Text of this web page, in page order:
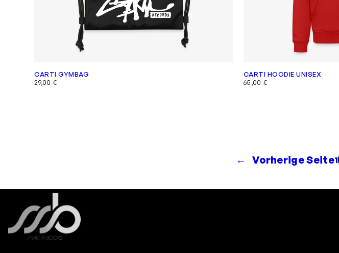
CARTI GYMBAG
29,00€
CARTI HOODIE UNISEX
65,00 €
← Vorherige Seite1